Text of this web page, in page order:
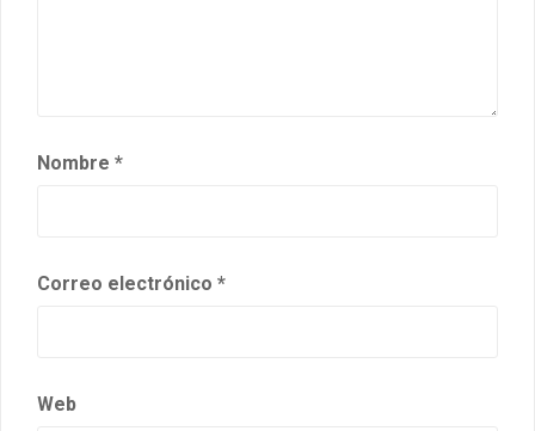
Nombre *
Correo electrónico *
Web